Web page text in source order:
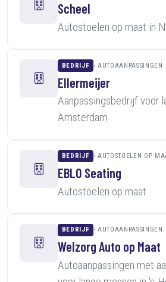
Scheel
Autostoelen op maat in
BEDRIJF AUTOAANPASSINGEN
Ellermeijer
Aanpassingsbedrijf voor
Amsterdam
BEDRIJF AUTOSTOELEN OP
EBLO Seating
Autostoelen op maat
BEDRIJF AUTOAANPASSINGEN
Welzorg Auto op Maat
Autoaanpassingen met